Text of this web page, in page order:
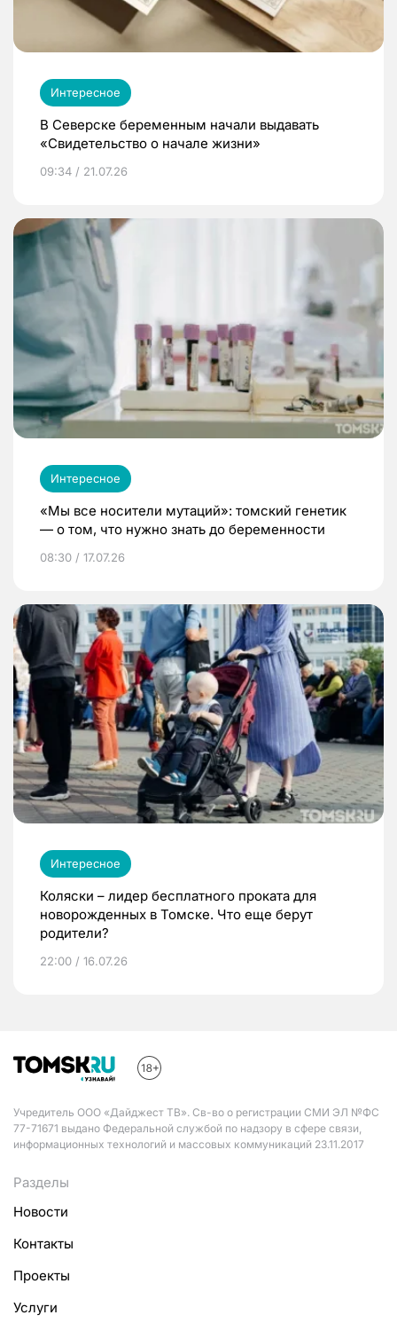
Интересное
В Северске беременным начали выдавать
«Свидетельство о начале жизни»
09:34 / 21.07.26
Интересное
«Мы все носители мутаций»: томский генетик
— о том, что нужно знать до беременности
08:30 / 17.07.26
Интересное
Коляски – лидер бесплатного проката для
новорожденных в Томске. Что еще берут
родители?
22:00 / 16.07.26
Учредитель ООО «Дайджест ТВ». Св-во о регистрации СМИ ЭЛ №ФС
77-71671 выдано Федеральной службой по надзору в сфере связи,
информационных технологий и массовых коммуникаций 23.11.2017
Разделы
Новости
Контакты
Проекты
Услуги